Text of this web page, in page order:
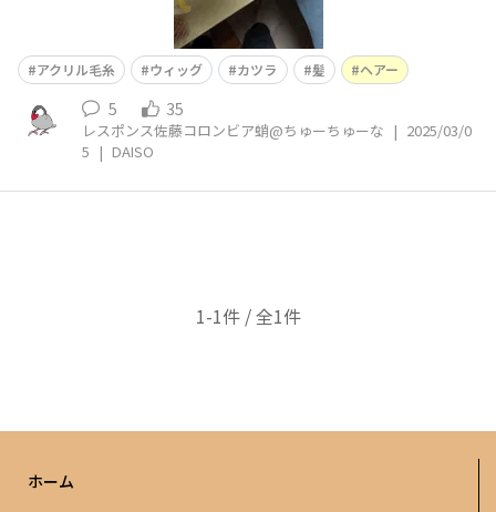
アクリル毛糸 ウィッグ カツラ 髪 ヘアー
5 35
レスポンス佐藤コロンビア蛸@ちゅーちゅーな | 2025/03/0
5 | DAISO
1-1件 / 全1件
ホーム